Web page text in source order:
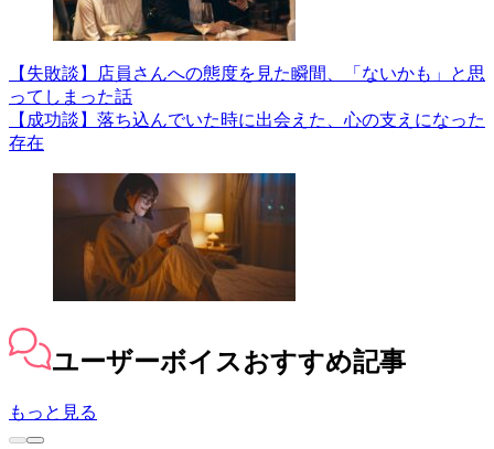
【失敗談】店員さんへの態度を見た瞬間、「ないかも」と思
ってしまった話
【成功談】落ち込んでいた時に出会えた、心の支えになった
存在
ユーザーボイスおすすめ記事
もっと見る